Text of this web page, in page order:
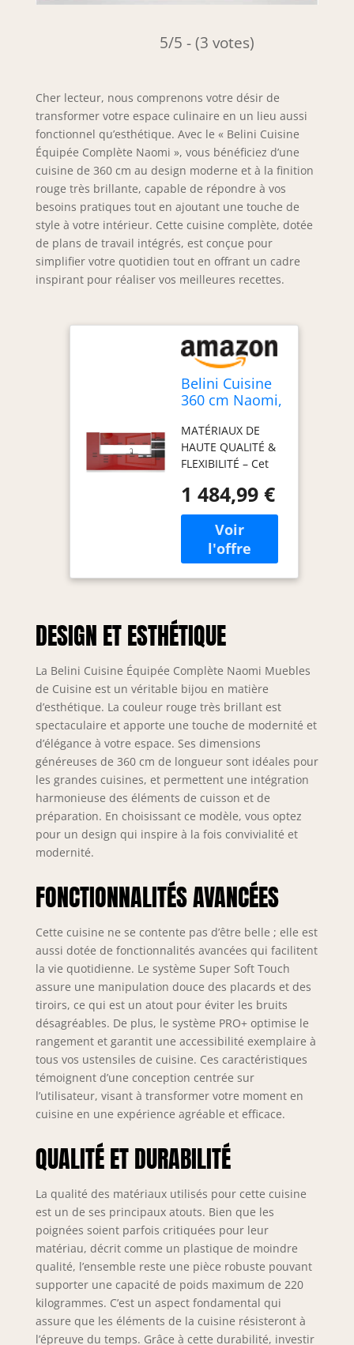
5/5 - (3 votes)
Cher lecteur, nous comprenons votre désir de
transformer votre espace culinaire en un lieu aussi
fonctionnel qu’esthétique. Avec le « Belini Cuisine
Équipée Complète Naomi », vous bénéficiez d’une
cuisine de 360 cm au design moderne et à la finition
rouge très brillante, capable de répondre à vos
besoins pratiques tout en ajoutant une touche de
style à votre intérieur. Cette cuisine complète, dotée
de plans de travail intégrés, est conçue pour
simplifier votre quotidien tout en offrant un cadre
inspirant pour réaliser vos meilleures recettes.
Belini Cuisine
360 cm Naomi,
Travail, Rouge
Brillant
MATÉRIAUX DE
HAUTE QUALITÉ &
FLEXIBILITÉ – Cet
meubles de
cuisine, fabriqué
en panneaux
décoratifs
Econatura
durables, séduit
gamme. Tous les
éléments sont
modulables et
peuvent être
combinés et
positionnés
individuellement.
Inclus : notice de
montage, matériel
d’installation ainsi
que plans de
travail
personnalisables
SYSTÈME NEXUS
SILENT & CONFORT
– Les tiroirs
métalliques
modernes de la
gamme Nexus en
finition graphite,
dotés de la
technologie Soft-
Close, assurent
une fermeture
douce et
silencieuse.
Complétés par des
charnières Soft-
à gaz pour portes
et abattants.
000 cycles pour
une durabilité
maximale.
SYSTÈME NEXUS
RANGE-COUVERTS
& ORGANISATION –
Organisation
intégrée des
couverts en
1 484,99 €
DESIGN ET ESTHÉTIQUE
La Belini Cuisine Équipée Complète Naomi Muebles
de Cuisine est un véritable bijou en matière
d’esthétique. La couleur rouge très brillant est
spectaculaire et apporte une touche de modernité et
d’élégance à votre espace. Ses dimensions
généreuses de 360 cm de longueur sont idéales pour
les grandes cuisines, et permettent une intégration
harmonieuse des éléments de cuisson et de
préparation. En choisissant ce modèle, vous optez
pour un design qui inspire à la fois convivialité et
modernité.
FONCTIONNALITÉS AVANCÉES
Cette cuisine ne se contente pas d’être belle ; elle est
aussi dotée de fonctionnalités avancées qui facilitent
la vie quotidienne. Le système Super Soft Touch
assure une manipulation douce des placards et des
tiroirs, ce qui est un atout pour éviter les bruits
désagréables. De plus, le système PRO+ optimise le
rangement et garantit une accessibilité exemplaire à
tous vos ustensiles de cuisine. Ces caractéristiques
témoignent d’une conception centrée sur
l’utilisateur, visant à transformer votre moment en
cuisine en une expérience agréable et efficace.
QUALITÉ ET DURABILITÉ
La qualité des matériaux utilisés pour cette cuisine
est un de ses principaux atouts. Bien que les
poignées soient parfois critiquées pour leur
matériau, décrit comme un plastique de moindre
qualité, l’ensemble reste une pièce robuste pouvant
supporter une capacité de poids maximum de 220
kilogrammes. C’est un aspect fondamental qui
assure que les éléments de la cuisine résisteront à
l’épreuve du temps. Grâce à cette durabilité, investir